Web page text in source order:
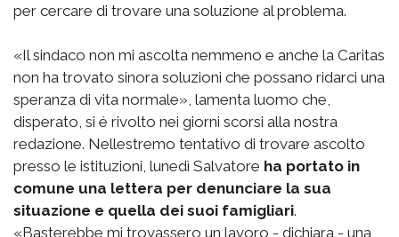
per cercare di trovare una soluzione al problema.
«Il sindaco non mi ascolta nemmeno e anche la Caritas
non ha trovato sinora soluzioni che possano ridarci una
speranza di vita normale», lamenta luomo che,
disperato, si é rivolto nei giorni scorsi alla nostra
redazione. Nellestremo tentativo di trovare ascolto
presso le istituzioni, lunedì Salvatore ha portato in
comune una lettera per denunciare la sua
situazione e quella dei suoi famigliari.
«Basterebbe mi trovassero un lavoro - dichiara - una